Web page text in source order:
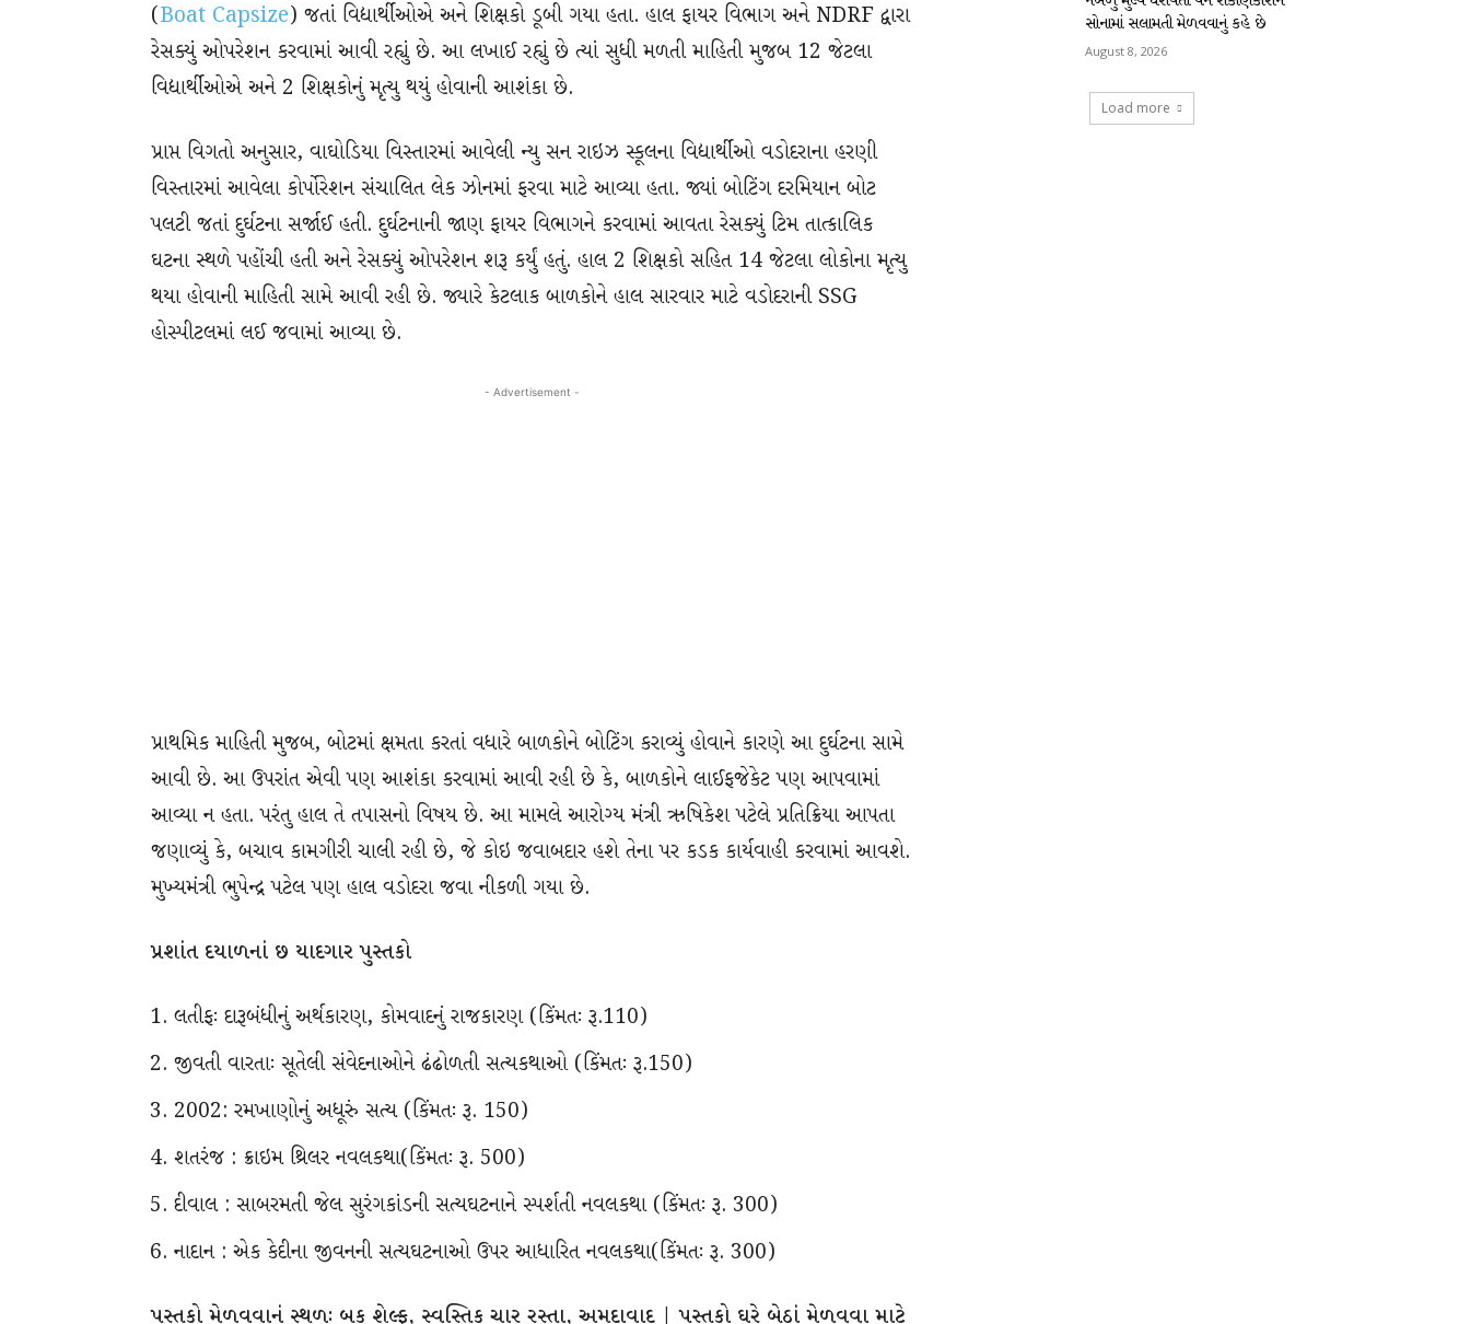
(Boat Capsize) જતાં વિદ્યાર્થીઓએ અને શિક્ષકો ડૂબી ગયા હતા. હાલ ફાયર વિભાગ અને NDRF દ્વારા
રેસક્યું ઓપરેશન કરવામાં આવી રહ્યું છે. આ લખાઈ રહ્યું છે ત્યાં સુધી મળતી માહિતી મુજબ 12 જેટલા
વિદ્યાર્થીઓએ અને 2 શિક્ષકોનું મૃત્યુ થયું હોવાની આશંકા છે.
પ્રાપ્ત વિગતો અનુસાર, વાઘોડિયા વિસ્તારમાં આવેલી ન્યુ સન રાઇઝ સ્કૂલના વિદ્યાર્થીઓ વડોદરાના હરણી
વિસ્તારમાં આવેલા કોર્પોરેશન સંચાલિત લેક ઝોનમાં ફરવા માટે આવ્યા હતા. જ્યાં બોટિંગ દરમિયાન બોટ
પલટી જતાં દુર્ઘટના સર્જાઈ હતી. દુર્ઘટનાની જાણ ફાયર વિભાગને કરવામાં આવતા રેસક્યું ટિમ તાત્કાલિક
ઘટના સ્થળે પહોંચી હતી અને રેસક્યું ઓપરેશન શરૂ કર્યું હતું. હાલ 2 શિક્ષકો સહિત 14 જેટલા લોકોના મૃત્યુ
થયા હોવાની માહિતી સામે આવી રહી છે. જ્યારે કેટલાક બાળકોને હાલ સારવાર માટે વડોદરાની SSG
હોસ્પીટલમાં લઈ જવામાં આવ્યા છે.
- Advertisement -
પ્રાથમિક માહિતી મુજબ, બોટમાં ક્ષમતા કરતાં વધારે બાળકોને બોટિંગ કરાવ્યું હોવાને કારણે આ દુર્ઘટના સામે
આવી છે. આ ઉપરાંત એવી પણ આશંકા કરવામાં આવી રહી છે કે, બાળકોને લાઈફજેકેટ પણ આપવામાં
આવ્યા ન હતા. પરંતુ હાલ તે તપાસનો વિષય છે. આ મામલે આરોગ્ય મંત્રી ઋષિકેશ પટેલે પ્રતિક્રિયા આપતા
જણાવ્યું કે, બચાવ કામગીરી ચાલી રહી છે, જે કોઇ જવાબદાર હશે તેના પર કડક કાર્યવાહી કરવામાં આવશે.
મુખ્યમંત્રી ભુપેન્દ્ર પટેલ પણ હાલ વડોદરા જવા નીકળી ગયા છે.
પ્રશાંત દયાળનાં છ યાદગાર પુસ્તકો
લતીફઃ દારૂબંધીનું અર્થકારણ, કોમવાદનું રાજકારણ (કિંમતઃ રૂ.110)
જીવતી વારતાઃ સૂતેલી સંવેદનાઓને ઢંઢોળતી સત્યકથાઓ (કિંમતઃ રૂ.150)
2002: રમખાણોનું અધૂરું સત્ય (કિંમતઃ રૂ. 150)
શતરંજ : ક્રાઇમ થ્રિલર નવલકથા(કિંમતઃ રૂ. 500)
દીવાલ : સાબરમતી જેલ સુરંગકાંડની સત્યઘટનાને સ્પર્શતી નવલકથા (કિંમતઃ રૂ. 300)
નાદાન : એક કેદીના જીવનની સત્યઘટનાઓ ઉપર આધારિત નવલકથા(કિંમતઃ રૂ. 300)
પુસ્તકો મેળવવાનું સ્થળઃ બુક શેલ્ફ, સ્વસ્તિક ચાર રસ્તા, અમદાવાદ | પુસ્તકો ઘરે બેઠાં મેળવવા માટે
સોનામાં સલામતી મેળવવાનું કહે છે
August 8, 2026
Load more